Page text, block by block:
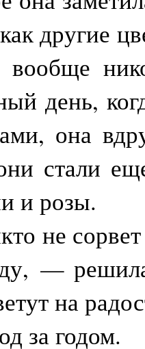
другие
день,
она
стали
и розы.
не сорвет
—
на
за годом.